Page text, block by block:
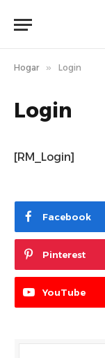
Hogar » Login
Login
[RM_Login]
Facebook
Pinterest
YouTube